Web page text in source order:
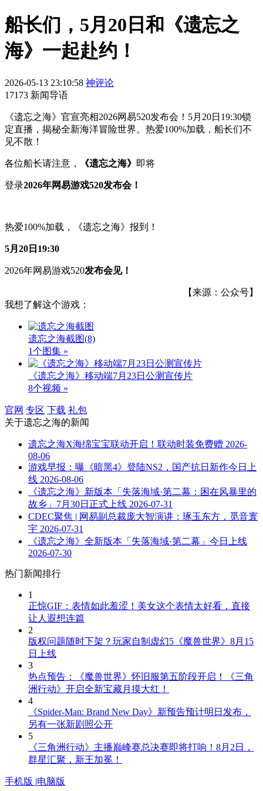
船长们，5月20日和《遗忘之
海》一起赴约！
2026-05-13 23:10:58 神评论
17173 新闻导语
《遗忘之海》官宣亮相2026网易520发布会！5月20日19:30锁
定直播，揭秘全新海洋冒险世界。热爱100%加载，船长们不
见不散！
各位船长请注意， 《遗忘之海》 即将
登录2026年网易游戏520发布会！
热爱100%加载，《遗忘之海》报到！
5月20日19:30
2026年网易游戏520发布会见！
【来源：公众号】
我想了解这个游戏：
遗忘之海截图(8)
1个图集 »
《遗忘之海》移动端7月23日公测宣传片
8个视频 »
官网 专区 下载 礼包
关于遗忘之海的新闻
遗忘之海X海绵宝宝联动开启！联动时装免费赠 2026-
08-06
游戏早报：曝《暗黑4》登陆NS2，国产抗日新作今日上
线 2026-08-06
《遗忘之海》新版本「失落海域·第二幕：困在风暴里的
故乡」7月30日正式上线 2026-07-31
CDEC聚焦 | 网易副总裁庞大智演讲：琢玉东方，觅音寰
宇 2026-07-31
《遗忘之海》全新版本「失落海域·第二幕」今日上线
2026-07-30
热门新闻排行
1
正惊GIF：表情如此羞涩！美女这个表情太好看，直接
让人遐想连篇
2
版权问题随时下架？玩家自制虚幻5《魔兽世界》8月15
日上线
3
热点预告：《魔兽世界》怀旧服第五阶段开启！《三角
洲行动》开启全新宝藏月摸大红！
4
《Spider-Man: Brand New Day》新预告预计明日发布，
另有一张新剧照公开
5
《三角洲行动》主播巅峰赛总决赛即将打响！8月2日，
群星汇聚，新王加冕！
手机版 |电脑版